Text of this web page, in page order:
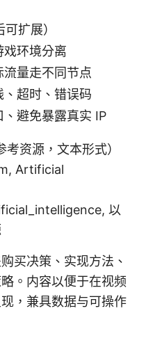
扩展）
戏环境分离
量走不同节点
、超时、错误码
避免暴露真实 IP
资源，文本形式）
Artificial
以
买决策、实现方法、
。内容以便于在视频
，兼具数据与可操作